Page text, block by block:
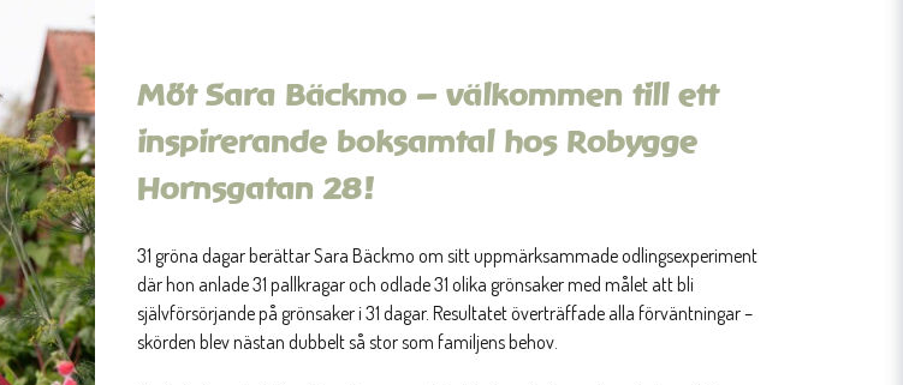
Möt Sara Bäckmo – välkommen till ett
inspirerande boksamtal hos Robygge
Hornsgatan 28!
31 gröna dagarberättar Sara Bäckmo om sitt uppmärksammade odlingsexperiment
där hon anlade 31 pallkragar och odlade 31 olika grönsaker med målet att bli
självförsörjande på grönsaker i 31 dagar. Resultatet överträffade alla förväntningar –
skörden blev nästan dubbelt så stor som familjens behov.